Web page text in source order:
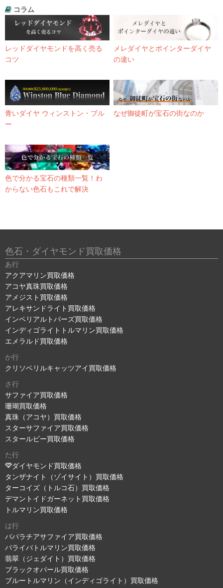
コラム
レッドダイヤモンドを高く売る
コツ
メレダイヤとポインターダイヤ
の違い
青いダイヤ ウィンストン・ブル
ー
なぜ御徒町が宝石の街なのか
色で分かる宝石の種類一覧！わ
からない色石もこれで解決
色石・ダイヤモンド買取価格
あ行
アクアマリン買取価格
アコヤ真珠買取価格
アメジスト買取価格
アレキサンドライト買取価格
インペリアルトパーズ買取価格
インディゴライトトルマリン買取価格
エメラルド買取価格
か行
クリソベリルキャッツアイ買取価格
さ行
サファイア買取価格
珊瑚買取価格
真珠（アコヤ）買取価格
スターサファイア買取価格
スタールビー買取価格
た行
ダイヤモンド買取価格
タンザナイト（ゾイサイト）買取価格
ターコイズ（トルコ石）買取価格
デマントイドガーネット買取価格
トルマリン買取価格
は行
パパラチアサファイア買取価格
パライバトルマリン買取価格
翡翠（ジェダイト）買取価格
ブラックオパール買取価格
ブルートルマリン（インディゴライト）買取価格